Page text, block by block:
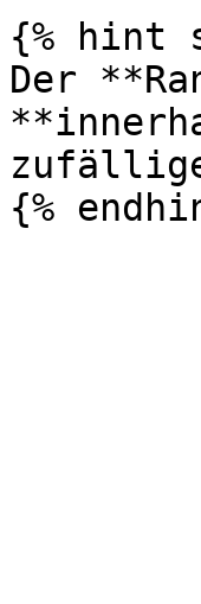
{% hint
Der